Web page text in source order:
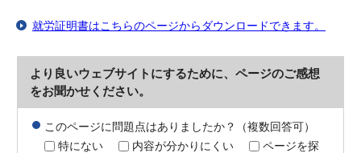
就労証明書はこちらのページからダウンロードできます。
より良いウェブサイトにするために、ページのご感想
をお聞かせください。
このページに問題点はありましたか？（複数回答可）
特にない
内容が分かりにくい
ページを探